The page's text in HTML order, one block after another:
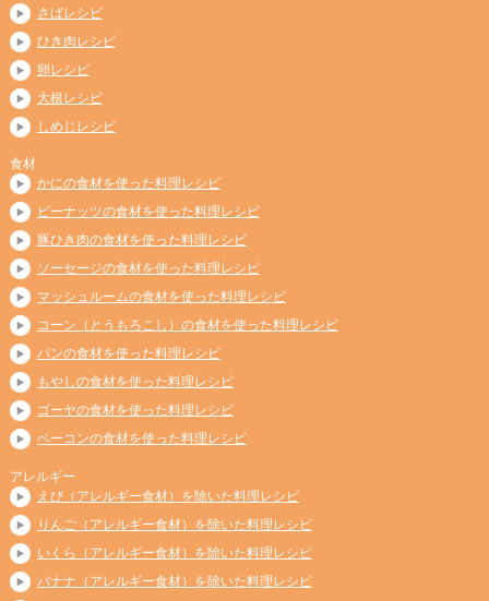
さばレシピ
ひき肉レシピ
卵レシピ
大根レシピ
しめじレシピ
食材
かにの食材を使った料理レシピ
ピーナッツの食材を使った料理レシピ
豚ひき肉の食材を使った料理レシピ
ソーセージの食材を使った料理レシピ
マッシュルームの食材を使った料理レシピ
コーン（とうもろこし）の食材を使った料理レシピ
パンの食材を使った料理レシピ
もやしの食材を使った料理レシピ
ゴーヤの食材を使った料理レシピ
ベーコンの食材を使った料理レシピ
アレルギー
えび（アレルギー食材）を除いた料理レシピ
りんご（アレルギー食材）を除いた料理レシピ
いくら（アレルギー食材）を除いた料理レシピ
バナナ（アレルギー食材）を除いた料理レシピ